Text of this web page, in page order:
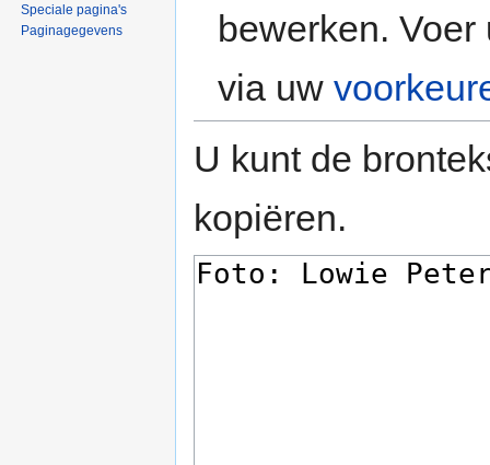
bewerken.
via uw
U kunt de
kopiëren.
Speciale pagina's
Paginagegevens